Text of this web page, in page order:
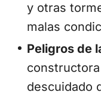
y otras
malas
Peligros de
descuidado